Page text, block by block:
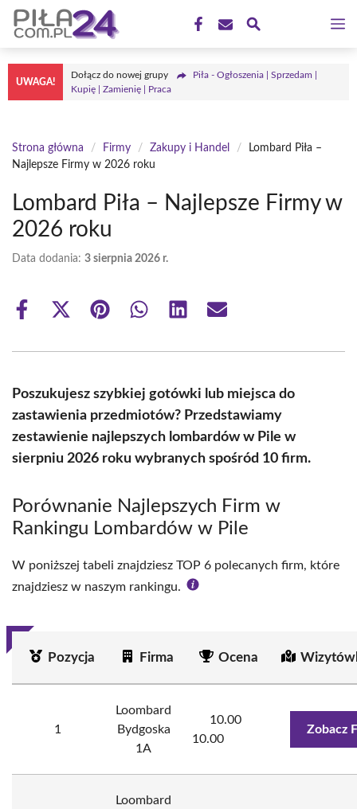
Przejdź
treści
UWAGA!
Dołącz do nowej grupy
Piła - Ogłoszenia | Sprzedam |
Kupię | Zamienię | Praca
Strona główna / Firmy / Zakupy i Handel /
Lombard Piła –
Najlepsze Firmy w 2026 roku
Lombard Piła – Najlepsze Firmy w
2026 roku
Data dodania: 3 sierpnia 2026 r.
Share
Share
(Twitter)
Share Share Share Share
Poszukujesz szybkiej gotówki lub miejsca do
zastawienia przedmiotów? Przedstawiamy
zestawienie najlepszych lombardów w Pile w
sierpniu 2026 roku wybranych spośród 10 firm.
Porównanie Najlepszych Firm w
Rankingu Lombardów w Pile
W poniższej tabeli znajdziesz TOP 6 polecanych firm, które
znajdziesz w naszym rankingu.
Pozycja Firma Ocena
1
Loombard
Bydgoska
1A
10.00
10.00
Zobacz
Loombard